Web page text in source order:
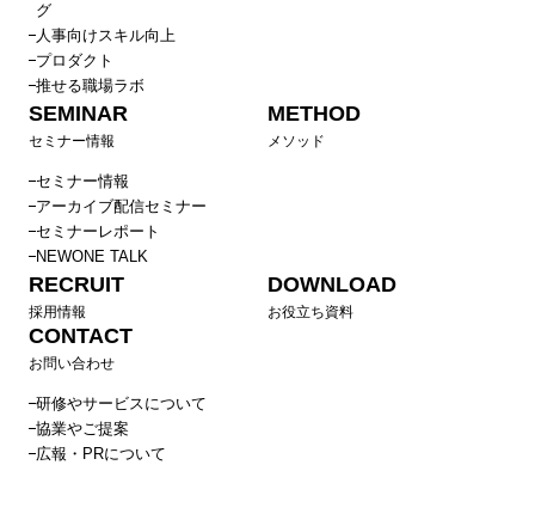
グ
人事向けスキル向上
プロダクト
推せる職場ラボ
SEMINAR
セミナー情報
セミナー情報
アーカイブ配信セミナー
セミナーレポート
NEWONE TALK
METHOD
メソッド
RECRUIT
採用情報
DOWNLOAD
お役立ち資料
CONTACT
お問い合わせ
研修やサービスについて
協業やご提案
広報・PRについて